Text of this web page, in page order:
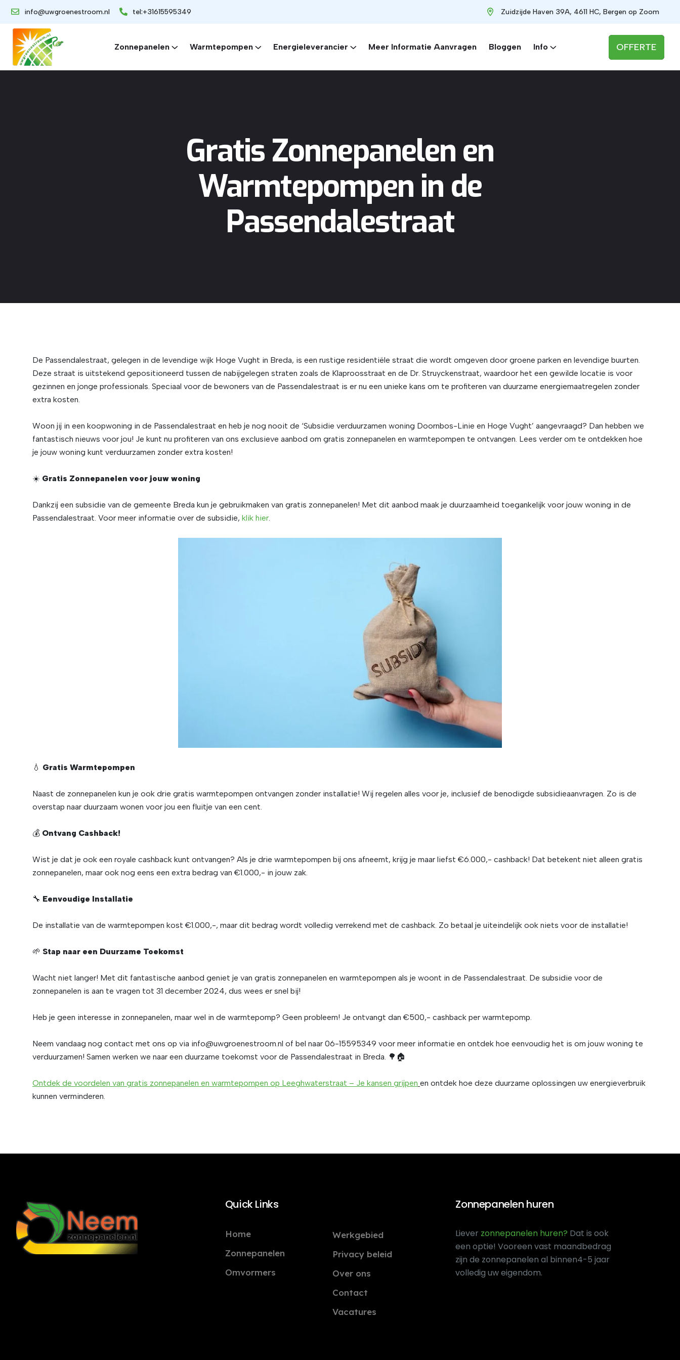
info@uwgroenestroom.nl tel:+31615595349 Zuidzijde Haven 39A, 4611 HC, Bergen op Zoom
Zonnepanelen Warmtepompen Energieleverancier Meer Informatie Aanvragen Bloggen Info OFFERTE
Gratis Zonnepanelen en
Warmtepompen in de
Passendalestraat
De Passendalestraat, gelegen in de levendige wijk Hoge Vught in Breda, is een rustige residentiële straat die wordt omgeven door groene parken en levendige buurten.
Deze straat is uitstekend gepositioneerd tussen de nabijgelegen straten zoals de Klaproosstraat en de Dr. Struyckenstraat, waardoor het een gewilde locatie is voor
gezinnen en jonge professionals. Speciaal voor de bewoners van de Passendalestraat is er nu een unieke kans om te profiteren van duurzame energiemaatregelen zonder
extra kosten.
Woon jij in een koopwoning in de Passendalestraat en heb je nog nooit de ‘Subsidie verduurzamen woning Doornbos-Linie en Hoge Vught’ aangevraagd? Dan hebben we
fantastisch nieuws voor jou! Je kunt nu profiteren van ons exclusieve aanbod om gratis zonnepanelen en warmtepompen te ontvangen. Lees verder om te ontdekken hoe
je jouw woning kunt verduurzamen zonder extra kosten!
☀️ Gratis Zonnepanelen voor jouw woning
Dankzij een subsidie van de gemeente Breda kun je gebruikmaken van gratis zonnepanelen! Met dit aanbod maak je duurzaamheid toegankelijk voor jouw woning in de
Passendalestraat. Voor meer informatie over de subsidie, klik hier.
💧 Gratis Warmtepompen
Naast de zonnepanelen kun je ook drie gratis warmtepompen ontvangen zonder installatie! Wij regelen alles voor je, inclusief de benodigde subsidieaanvragen. Zo is de
overstap naar duurzaam wonen voor jou een fluitje van een cent.
💰 Ontvang Cashback!
Wist je dat je ook een royale cashback kunt ontvangen? Als je drie warmtepompen bij ons afneemt, krijg je maar liefst €6.000,- cashback! Dat betekent niet alleen gratis
zonnepanelen, maar ook nog eens een extra bedrag van €1.000,- in jouw zak.
🔧 Eenvoudige Installatie
De installatie van de warmtepompen kost €1.000,-, maar dit bedrag wordt volledig verrekend met de cashback. Zo betaal je uiteindelijk ook niets voor de installatie!
🌱 Stap naar een Duurzame Toekomst
Wacht niet langer! Met dit fantastische aanbod geniet je van gratis zonnepanelen en warmtepompen als je woont in de Passendalestraat. De subsidie voor de
zonnepanelen is aan te vragen tot 31 december 2024, dus wees er snel bij!
Heb je geen interesse in zonnepanelen, maar wel in de warmtepomp? Geen probleem! Je ontvangt dan €500,- cashback per warmtepomp.
Neem vandaag nog contact met ons op via info@uwgroenestroom.nl of bel naar 06-15595349 voor meer informatie en ontdek hoe eenvoudig het is om jouw woning te
verduurzamen! Samen werken we naar een duurzame toekomst voor de Passendalestraat in Breda. ️🌳🏠
Ontdek de voordelen van gratis zonnepanelen en warmtepompen op Leeghwaterstraat – Je kansen grijpen en ontdek hoe deze duurzame oplossingen uw energieverbruik
kunnen verminderen.
Quick Links
Home
Zonnepanelen
Omvormers
Werkgebied
Privacy beleid
Over ons
Contact
Vacatures
Zonnepanelen huren
Liever zonnepanelen huren? Dat is ook
een optie! Vooreen vast maandbedrag
zijn de zonnepanelen al binnen4-5 jaar
volledig uw eigendom.